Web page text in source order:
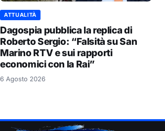
ATTUALITÀ
Dagospia pubblica la replica di
Roberto Sergio: “Falsità su San
Marino RTV e sui rapporti
economici con la Rai”
6 Agosto 2026